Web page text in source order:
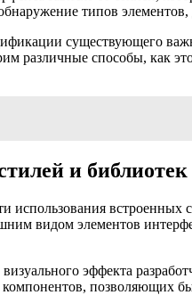
типов
существующего
различные способы, как
и библиотек
встроенных
видом элементов
эффекта
позволяющих